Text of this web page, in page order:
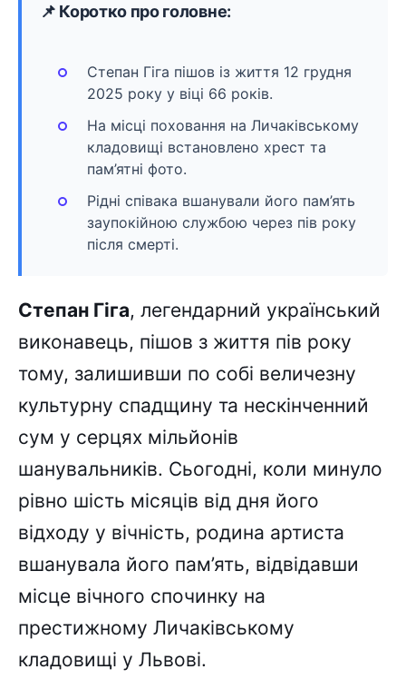
📌 Коротко про головне:
Степан Гіга пішов із життя 12 грудня
2025 року у віці 66 років.
На місці поховання на Личаківському
кладовищі встановлено хрест та
пам’ятні фото.
Рідні співака вшанували його пам’ять
заупокійною службою через пів року
після смерті.
Степан Гіга, легендарний український
виконавець, пішов з життя пів року
тому, залишивши по собі величезну
культурну спадщину та нескінченний
сум у серцях мільйонів
шанувальників. Сьогодні, коли минуло
рівно шість місяців від дня його
відходу у вічність, родина артиста
вшанувала його пам’ять, відвідавши
місце вічного спочинку на
престижному Личаківському
кладовищі у Львові.